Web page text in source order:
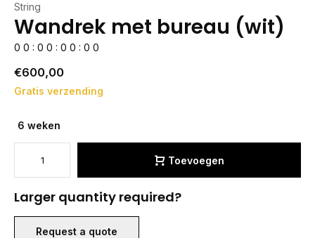
String
Wandrek met bureau (wit)
0 0 : 0 0 : 0 0 : 0 0
€600,00
Gratis verzending
6 weken
Toevoegen
Larger quantity required?
Request a quote